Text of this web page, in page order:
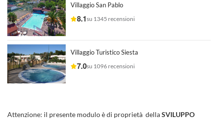
Villaggio San Pablo
8.1su 1345 recensioni
Villaggio Turistico Siesta
7.0su 1096 recensioni
Attenzione: il presente modulo è di proprietà dellaSVILUPPO